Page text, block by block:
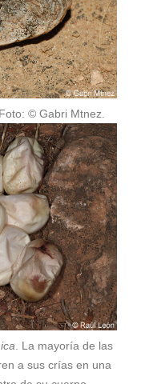
© Gabri Mtnez.
. La mayoría de las
a sus crías en una